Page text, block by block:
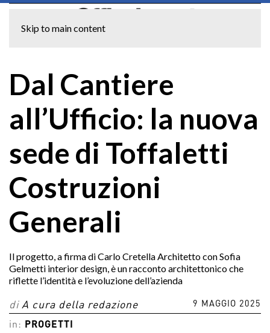
Skip to main content
Dal Cantiere
all’Ufficio: la nuova
sede di Toffaletti
Costruzioni
Generali
Il progetto, a firma di Carlo Cretella Architetto con Sofia
Gelmetti interior design, è un racconto architettonico che
riflette l’identità e l’evoluzione dell’azienda
di A cura della redazione 9 MAGGIO 2025
in:
PROGETTI